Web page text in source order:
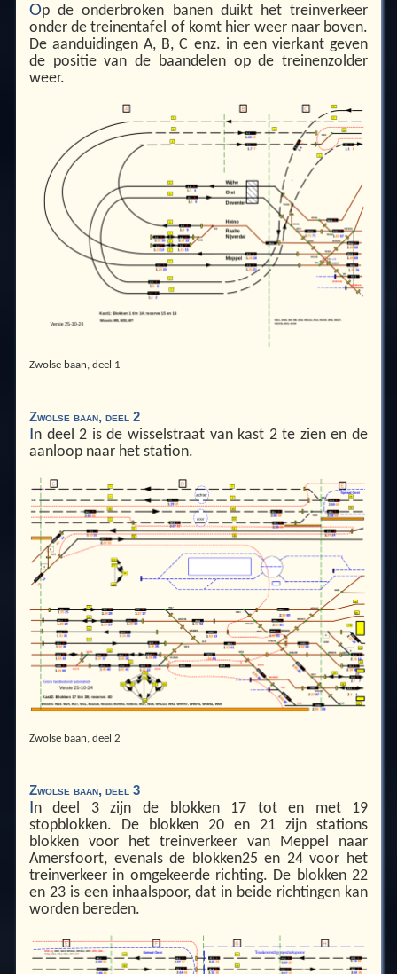
Op de onderbroken banen duikt het treinverkeer
onder de treinentafel of komt hier weer naar boven.
De aanduidingen A, B, C enz. in een vierkant geven
de positie van de baandelen op de treinenzolder
weer.
Zwolse baan, deel 1
Zwolse baan, deel 2
In deel 2 is de wisselstraat van kast 2 te zien en de
aanloop naar het station.
Zwolse baan, deel 2
Zwolse baan, deel 3
In deel 3 zijn de blokken 17 tot en met 19
stopblokken. De blokken 20 en 21 zijn stations
blokken voor het treinverkeer van Meppel naar
Amersfoort, evenals de blokken25 en 24 voor het
treinverkeer in omgekeerde richting. De blokken 22
en 23 is een inhaalspoor, dat in beide richtingen kan
worden bereden.